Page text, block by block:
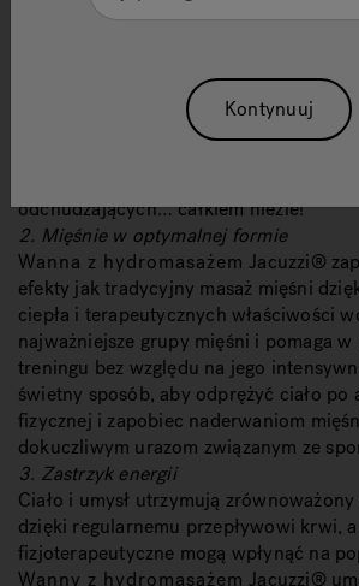
zaznaczyć, że nie schudniesz 10 kg
ciepło wystarczająco podniesie
organizm zareaguje poceniem, aby ją
tego procesu wydalane są płyny,
odchudzających… całkiem nieźle!
2. Mięśnie w optymalnej formie
Wanna z hydromasażem Jacuzzi®
efekty jak tradycyjny masaż mięśni
ciepła i terapeutycznych właściwości
najważniejsze grupy mięśni i pomaga
treningu bez względu na jego
świetny sposób, aby odprężyć ciało po
fizycznej i zapobiec naderwaniom
dokuczliwym urazom związanym ze
3. Zastrzyk energii
Ciało i umysł utrzymują
dzięki regularnemu przepływowi krwi,
fizjoterapeutyczne mogą wpłynąć na
Wanny z hydromasażem Jacuzzi®
Kontynuuj